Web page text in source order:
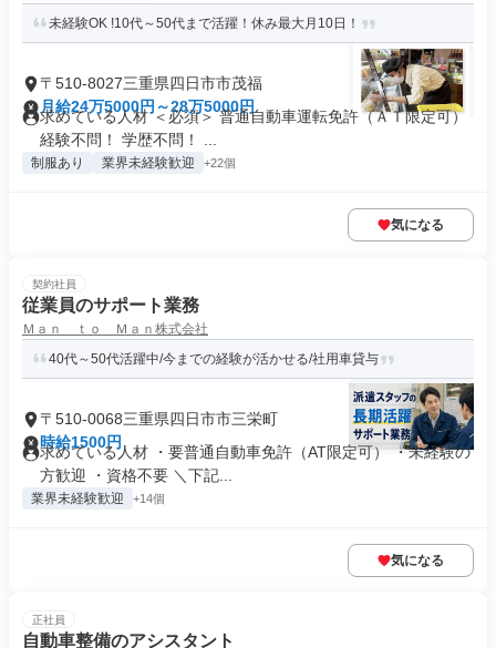
未経験OK !10代～50代まで活躍！休み最大月10日！
〒510-8027三重県四日市市茂福
月給24万5000円～28万5000円
求めている人材 ＜必須＞ 普通自動車運転免許（ＡＴ限定可）
経験不問！ 学歴不問！ ...
制服あり 業界未経験歓迎 +22個
気になる
契約社員
従業員のサポート業務
Ｍａｎ ｔｏ Ｍａｎ株式会社
40代～50代活躍中/今までの経験が活かせる/社用車貸与
〒510-0068三重県四日市市三栄町
時給1500円
求めている人材 ・要普通自動車免許（AT限定可） ・未経験の
方歓迎 ・資格不要 ＼下記...
業界未経験歓迎 +14個
気になる
正社員
自動車整備のアシスタント